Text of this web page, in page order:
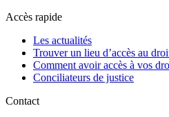
Accès rapide
Les actualités
Trouver un lieu d’accès au
Comment avoir accès à vos
Conciliateurs de justice
Contact